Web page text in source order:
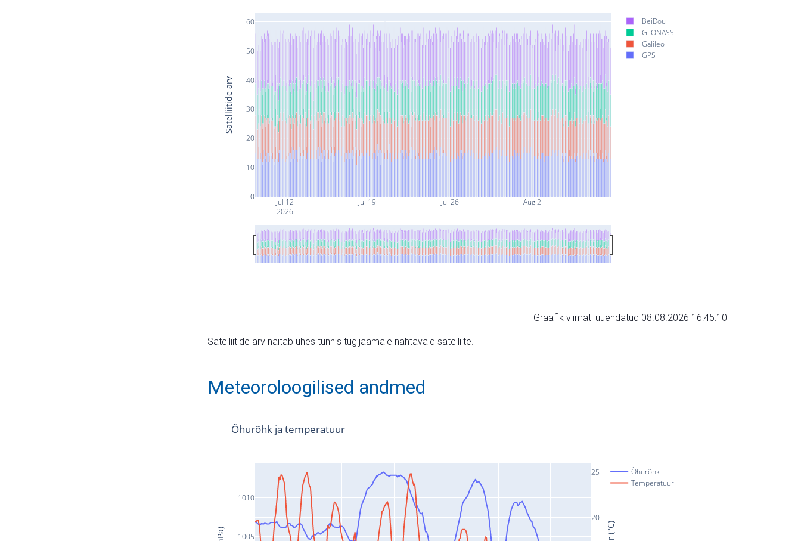
Jul 12
2026
Jul 19 Jul 26 Aug 2
0
10
20
30
40
50
60
BeiDou
GLONASS
Galileo
GPS
Satelliitide arv
Graafik viimati uuendatud 08.08.2026 16:45:10
Satelliitide arv näitab ühes tunnis tugijaamale nähtavaid satelliite.
Meteoroloogilised andmed
1005
1010
20
25
Õhurõhk
Temperatuur
Õhurõhk ja temperatuur